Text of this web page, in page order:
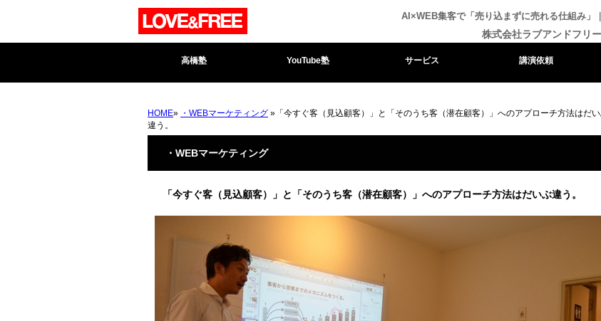
AI×WEB集客で「売り込まずに売れる仕組み」
株式会社ラブアンドフリ
高橋塾 YouTube塾 サービス 講演依頼
HOME» ・WEBマーケティング »「今すぐ客（見込顧客）」と「そのうち客（潜在顧客）」へのアプローチ方法はだ
違う。
・WEBマーケティング
「今すぐ客（見込顧客）」と「そのうち客（潜在顧客）」へのアプローチ方法はだいぶ違う。